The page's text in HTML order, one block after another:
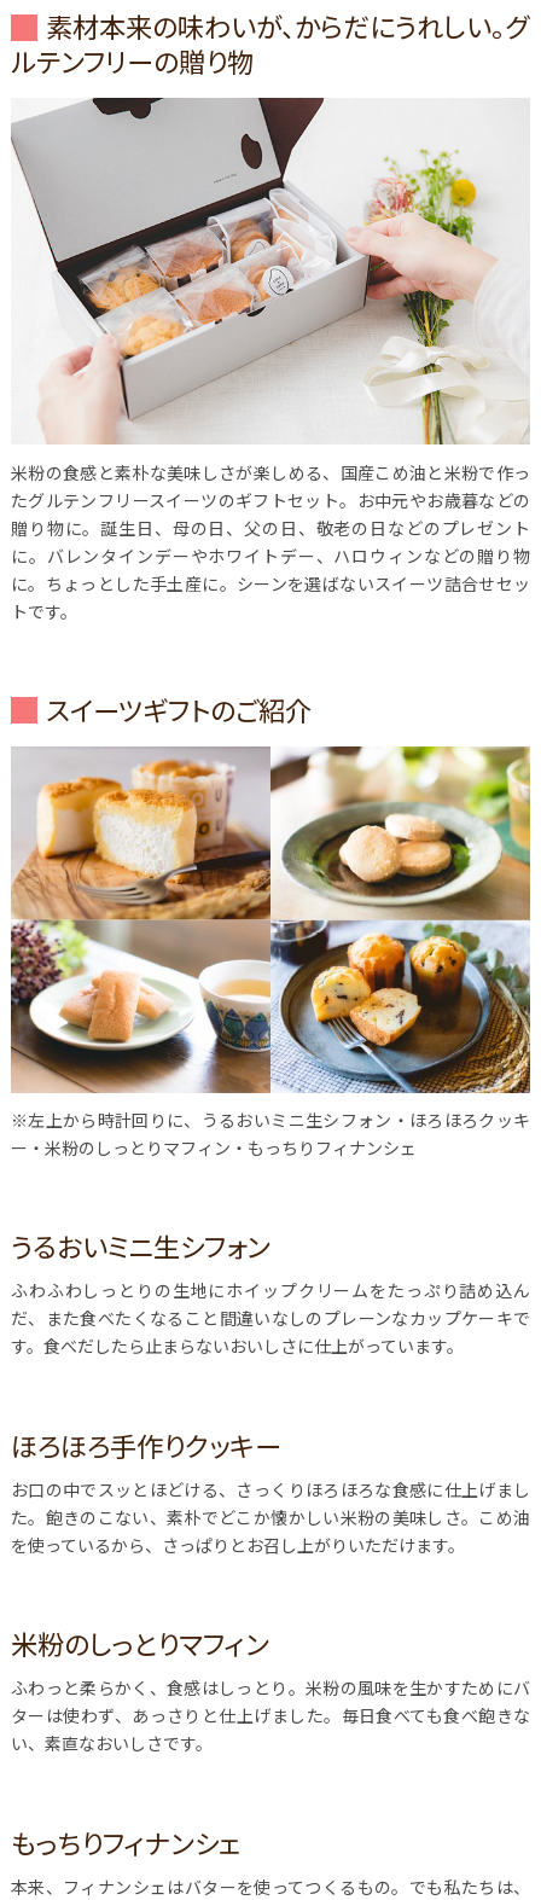
素材本来の味わいが、からだにうれしい。グ
ルテンフリーの贈り物
米粉の食感と素朴な美味しさが楽しめる、国産こめ油と米粉で作っ
たグルテンフリースイーツのギフトセット。お中元やお歳暮などの
贈り物に。誕生日、母の日、父の日、敬老の日などのプレゼント
に。バレンタインデーやホワイトデー、ハロウィンなどの贈り物
に。ちょっとした手土産に。シーンを選ばないスイーツ詰合せセッ
トです。
スイーツギフトのご紹介
※左上から時計回りに、うるおいミニ生シフォン・ほろほろクッキ
ー・米粉のしっとりマフィン・もっちりフィナンシェ
うるおいミニ生シフォン
ふわふわしっとりの生地にホイップクリームをたっぷり詰め込ん
だ、また食べたくなること間違いなしのプレーンなカップケーキで
す。食べだしたら止まらないおいしさに仕上がっています。
ほろほろ手作りクッキー
お口の中でスッとほどける、さっくりほろほろな食感に仕上げまし
た。飽きのこない、素朴でどこか懐かしい米粉の美味しさ。こめ油
を使っているから、さっぱりとお召し上がりいただけます。
米粉のしっとりマフィン
ふわっと柔らかく、食感はしっとり。米粉の風味を生かすためにバ
ターは使わず、あっさりと仕上げました。毎日食べても食べ飽きな
い、素直なおいしさです。
もっちりフィナンシェ
本来、フィナンシェはバターを使ってつくるもの。でも私たちは、